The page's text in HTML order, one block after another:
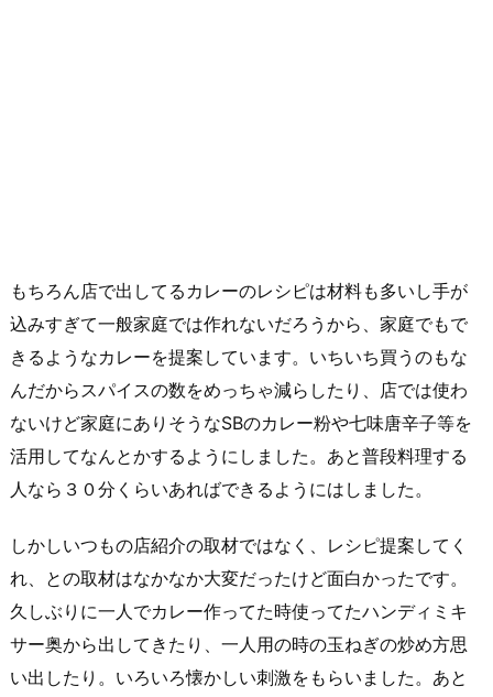
もちろん店で出してるカレーのレシピは材料も多いし手が
込みすぎて一般家庭では作れないだろうから、家庭でもで
きるようなカレーを提案しています。いちいち買うのもな
んだからスパイスの数をめっちゃ減らしたり、店では使わ
ないけど家庭にありそうなSBのカレー粉や七味唐辛子等を
活用してなんとかするようにしました。あと普段料理する
人なら３０分くらいあればできるようにはしました。
しかしいつもの店紹介の取材ではなく、レシピ提案してく
れ、との取材はなかなか大変だったけど面白かったです。
久しぶりに一人でカレー作ってた時使ってたハンディミキ
サー奥から出してきたり、一人用の時の玉ねぎの炒め方思
い出したり。いろいろ懐かしい刺激をもらいました。あと